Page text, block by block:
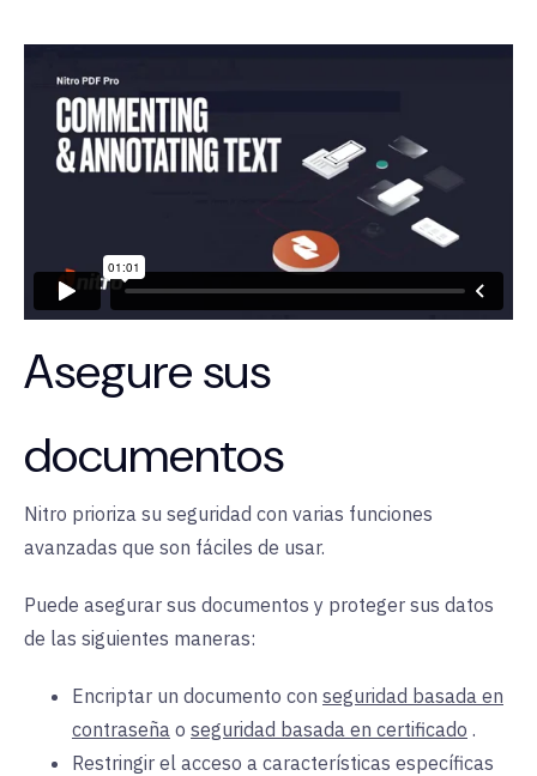
Asegure sus
documentos
Nitro prioriza su seguridad con varias funciones
avanzadas que son fáciles de usar.
Puede asegurar sus documentos y proteger sus datos
de las siguientes maneras:
Encriptar un documento con seguridad basada en
contraseña o seguridad basada en certificado .
Restringir el acceso a características específicas